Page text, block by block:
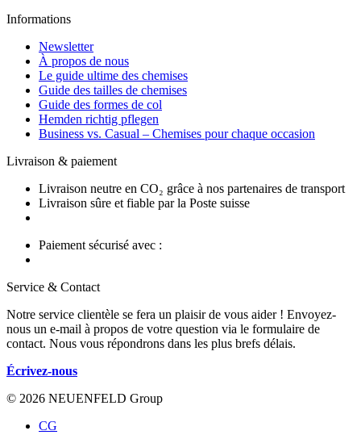
Informations
Newsletter
À propos de nous
Le guide ultime des chemises
Guide des tailles de chemises
Guide des formes de col
Hemden richtig pflegen
Business vs. Casual – Chemises pour chaque occasion
Livraison & paiement
Livraison neutre en CO₂ grâce à nos partenaires de transport
Livraison sûre et fiable par la Poste suisse
Paiement sécurisé avec :
Service & Contact
Notre service clientèle se fera un plaisir de vous aider ! Envoyez-
nous un e-mail à propos de votre question via le formulaire de
contact. Nous vous répondrons dans les plus brefs délais.
Écrivez-nous
© 2026 NEUENFELD Group
CG